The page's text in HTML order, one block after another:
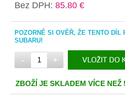
Bez DPH: 85.80 €
POZORNĚ SI OVĚŘ, ŽE TENTO DÍL
SUBARU!
- + VLOŽIT DO
V
ZBOŽÍ JE SKLADEM VÍCE NEŽ